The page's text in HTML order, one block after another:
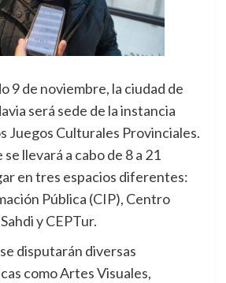
9 de noviembre, la ciudad de
será sede de la instancia
Juegos Culturales Provinciales.
llevará a cabo de 8 a 21
en tres espacios diferentes:
Pública (CIP), Centro
y CEPTur.
disputarán diversas
como Artes Visuales,